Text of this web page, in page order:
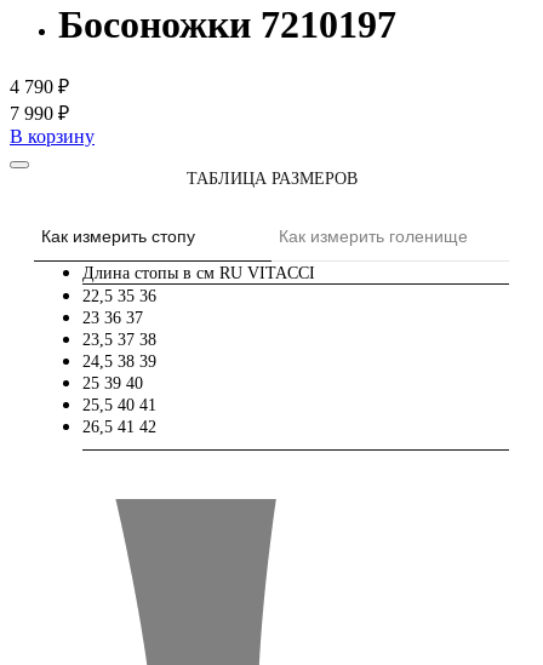
Босоножки 7210197
4 790 ₽
7 990 ₽
В корзину
ТАБЛИЦА РАЗМЕРОВ
Как измерить стопу Как измерить голенище
Длина стопы в см RU VITACCI
22,5 35 36
23 36 37
23,5 37 38
24,5 38 39
25 39 40
25,5 40 41
26,5 41 42